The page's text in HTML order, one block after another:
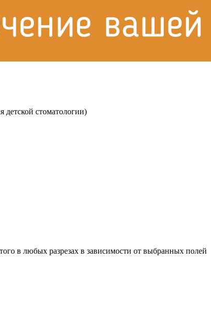
детской стоматологии)
в любых разрезах в зависимости от выбранных полей